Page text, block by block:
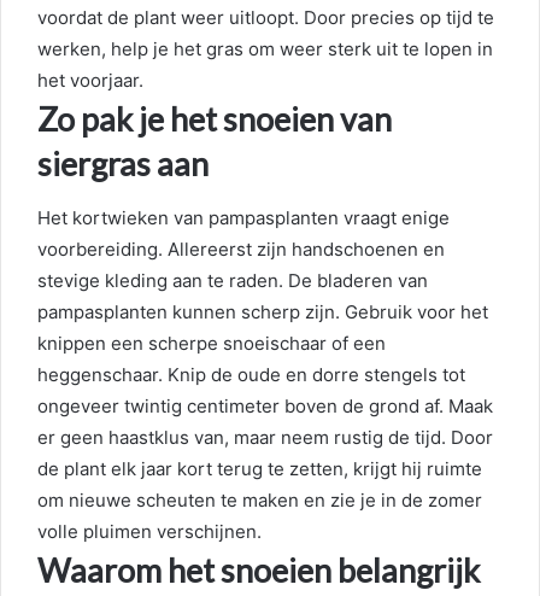
voordat de plant weer uitloopt. Door precies op tijd te
werken, help je het gras om weer sterk uit te lopen in
het voorjaar.
Zo pak je het snoeien van
siergras aan
Het kortwieken van pampasplanten vraagt enige
voorbereiding. Allereerst zijn handschoenen en
stevige kleding aan te raden. De bladeren van
pampasplanten kunnen scherp zijn. Gebruik voor het
knippen een scherpe snoeischaar of een
heggenschaar. Knip de oude en dorre stengels tot
ongeveer twintig centimeter boven de grond af. Maak
er geen haastklus van, maar neem rustig de tijd. Door
de plant elk jaar kort terug te zetten, krijgt hij ruimte
om nieuwe scheuten te maken en zie je in de zomer
volle pluimen verschijnen.
Waarom het snoeien belangrijk